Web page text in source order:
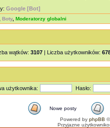
Google [Bot]
Boty, Moderatorzy globalni
wątków: 3107 | Liczba użytkowników:
użytkownika: Hasło:
Nowe posty
Powered by phpBB
Przyjazne